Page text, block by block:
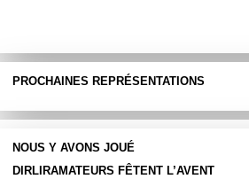
PROCHAINES REPRÉSENTATIONS
NOUS Y AVONS JOUÉ
DIRLIRAMATEURS FÊTENT L’AVENT